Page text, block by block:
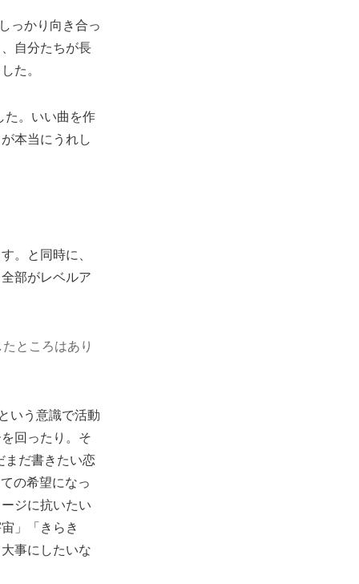
っかり向き合っ
自分たちが長
た。
た。いい曲を作
本当にうれし
。と同時に、
部がレベルア
ところはあり
いう意識で活動
回ったり。そ
まだ書きたい恋
の希望になっ
ジに抗いたい
」「きらき
事にしたいな